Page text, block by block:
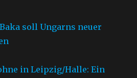
soll Ungarns neuer
in Leipzig/Halle: Ein